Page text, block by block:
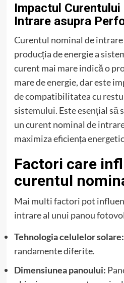
Impactul
Intrare asupra
Curentul nominal de
producția de energie a
curent mai mare indică o
mare de energie, dar este
de compatibilitatea cu
sistemului. Este esențial să
un curent nominal de
maximiza eficiența
Factori care
curentul
Mai multi factori pot
intrare al unui panou
Tehnologia celulelor solare:
randamente diferite.
Dimensiunea panoului: